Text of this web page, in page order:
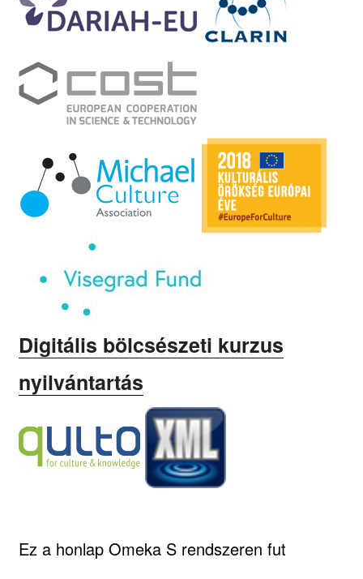
Digitális bölcsészeti kurzus
nyilvántartás
Ez a honlap Omeka S rendszeren fut